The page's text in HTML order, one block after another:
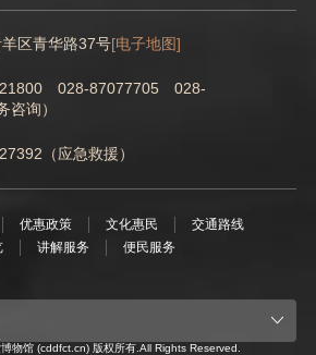
区青华路37号[电子地图]
028-87077705 028-
咨询）
（应急救援）
优惠政策 文化惠民
交通路线
讲解服务
便民服务
物馆 (cddfct.cn) 版权所有.All Rights Reserved.